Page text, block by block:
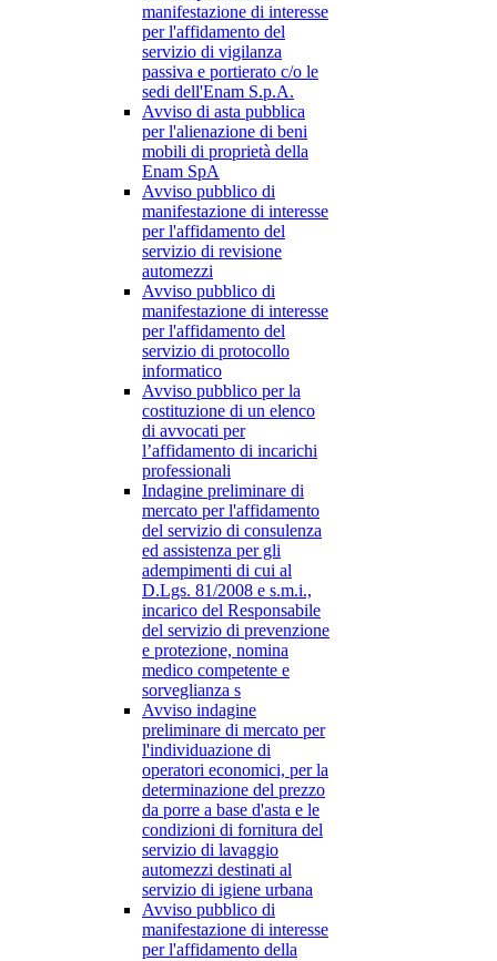
manifestazione di interesse
per l'affidamento del
servizio di vigilanza
passiva e portierato c/o le
sedi dell'Enam S.p.A.
Avviso di asta pubblica
per l'alienazione di beni
mobili di proprietà della
Enam SpA
Avviso pubblico di
manifestazione di interesse
per l'affidamento del
servizio di revisione
automezzi
Avviso pubblico di
manifestazione di interesse
per l'affidamento del
servizio di protocollo
informatico
Avviso pubblico per la
costituzione di un elenco
di avvocati per
l’affidamento di incarichi
professionali
Indagine preliminare di
mercato per l'affidamento
del servizio di consulenza
ed assistenza per gli
adempimenti di cui al
D.Lgs. 81/2008 e s.m.i.,
incarico del Responsabile
del servizio di prevenzione
e protezione, nomina
medico competente e
sorveglianza s
Avviso indagine
preliminare di mercato per
l'individuazione di
operatori economici, per la
determinazione del prezzo
da porre a base d'asta e le
condizioni di fornitura del
servizio di lavaggio
automezzi destinati al
servizio di igiene urbana
Avviso pubblico di
manifestazione di interesse
per l'affidamento della